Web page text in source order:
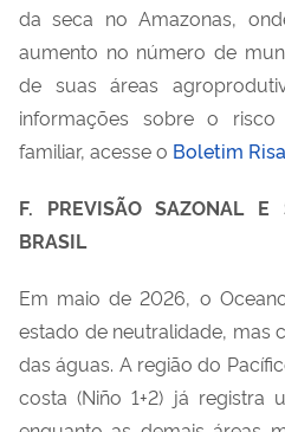
da seca no Amazonas,
aumento no número de
de suas áreas
informações sobre o
familiar, acesse o Boletim
F. PREVISÃO SAZONAL E
BRASIL
Em maio de 2026, o
estado de neutralidade, mas
das águas. A região do
costa (Niño 1+2) já registra